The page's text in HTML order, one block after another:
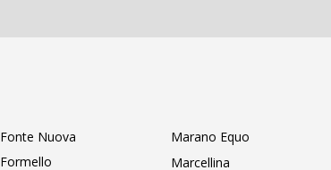
Fonte Nuova
Formello
Marano Equo
Marcellina